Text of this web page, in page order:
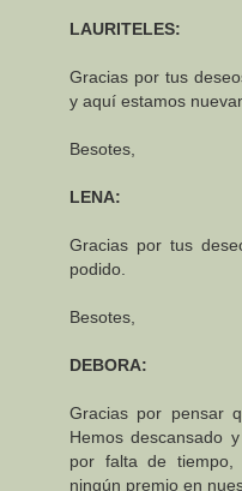
LAURITELES:
Gracias por tus
y aquí estamos
Besotes,
LENA:
Gracias por tus
podido.
Besotes,
DEBORA:
Gracias por pensar
Hemos descansado
por falta de tiempo,
ningún premio en